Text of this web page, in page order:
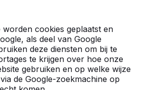
worden cookies geplaatst en
als deel van Google
deze diensten om bij te
te krijgen over hoe onze
gebruiken en op welke wijze
de Google-zoekmachine op
03-06-2020